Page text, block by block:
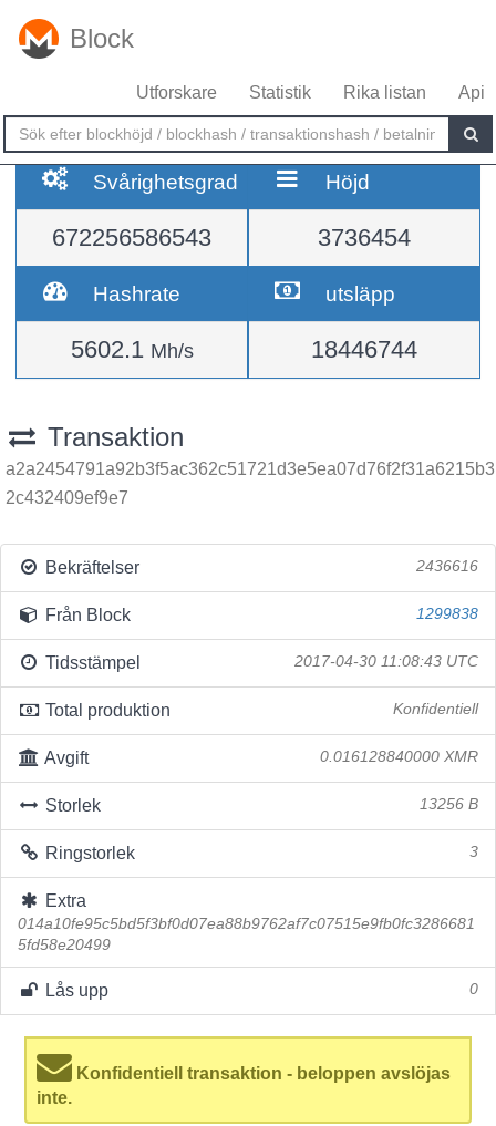
Block
Utforskare Statistik Rika listan Api
Svårighetsgrad
672256586543
Höjd
3736454
Hashrate
5602.1 Mh/s
utsläpp
18446744
Transaktion
a2a2454791a92b3f5ac362c51721d3e5ea07d76f2f31a6215b3
2c432409ef9e7
Bekräftelser 2436616
Från Block 1299838
Tidsstämpel 2017-04-30 11:08:43 UTC
Total produktion Konfidentiell
Avgift 0.016128840000 XMR
Storlek 13256 B
Ringstorlek 3
Extra
014a10fe95c5bd5f3bf0d07ea88b9762af7c07515e9fb0fc3286681
5fd58e20499
Lås upp 0
Konfidentiell transaktion - beloppen avslöjas
inte.